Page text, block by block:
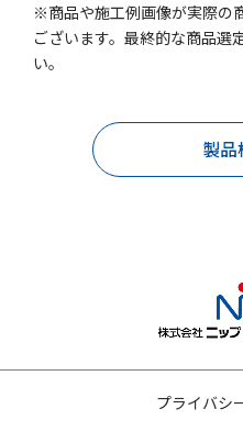
※商品や施工例画像が実際の
ございます。最終的な商品選
い。
製品
プライバシ